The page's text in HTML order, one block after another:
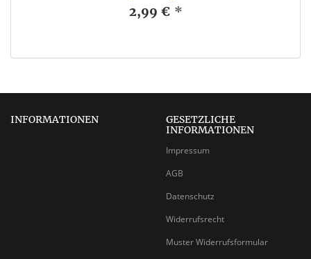
2,99 € *
INFORMATIONEN
GESETZLICHE
INFORMATIONEN
Impressum
AGB
Datenschutz
Widerrufsrecht
Muster Widerrufsformular